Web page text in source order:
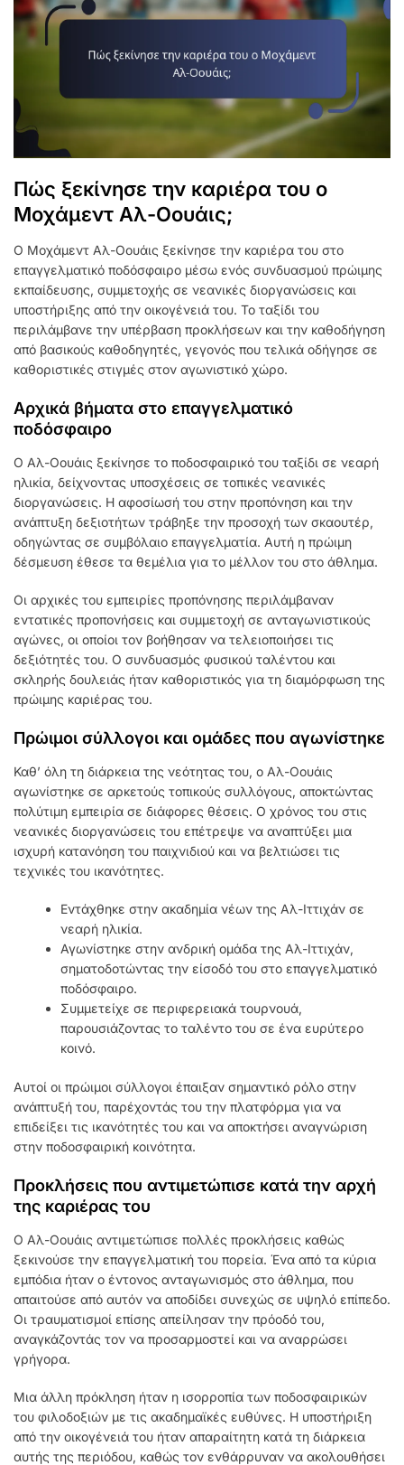
Πώς ξεκίνησε την καριέρα του ο
Μοχάμεντ Αλ-Οουάις;
Ο Μοχάμεντ Αλ-Οουάις ξεκίνησε την καριέρα του στο
επαγγελματικό ποδόσφαιρο μέσω ενός συνδυασμού πρώιμης
εκπαίδευσης, συμμετοχής σε νεανικές διοργανώσεις και
υποστήριξης από την οικογένειά του. Το ταξίδι του
περιλάμβανε την υπέρβαση προκλήσεων και την καθοδήγηση
από βασικούς καθοδηγητές, γεγονός που τελικά οδήγησε σε
καθοριστικές στιγμές στον αγωνιστικό χώρο.
Αρχικά βήματα στο επαγγελματικό
ποδόσφαιρο
Ο Αλ-Οουάις ξεκίνησε το ποδοσφαιρικό του ταξίδι σε νεαρή
ηλικία, δείχνοντας υποσχέσεις σε τοπικές νεανικές
διοργανώσεις. Η αφοσίωσή του στην προπόνηση και την
ανάπτυξη δεξιοτήτων τράβηξε την προσοχή των σκαουτέρ,
οδηγώντας σε συμβόλαιο επαγγελματία. Αυτή η πρώιμη
δέσμευση έθεσε τα θεμέλια για το μέλλον του στο άθλημα.
Οι αρχικές του εμπειρίες προπόνησης περιλάμβαναν
εντατικές προπονήσεις και συμμετοχή σε ανταγωνιστικούς
αγώνες, οι οποίοι τον βοήθησαν να τελειοποιήσει τις
δεξιότητές του. Ο συνδυασμός φυσικού ταλέντου και
σκληρής δουλειάς ήταν καθοριστικός για τη διαμόρφωση της
πρώιμης καριέρας του.
Πρώιμοι σύλλογοι και ομάδες που αγωνίστηκε
Καθ’ όλη τη διάρκεια της νεότητας του, ο Αλ-Οουάις
αγωνίστηκε σε αρκετούς τοπικούς συλλόγους, αποκτώντας
πολύτιμη εμπειρία σε διάφορες θέσεις. Ο χρόνος του στις
νεανικές διοργανώσεις του επέτρεψε να αναπτύξει μια
ισχυρή κατανόηση του παιχνιδιού και να βελτιώσει τις
τεχνικές του ικανότητες.
Εντάχθηκε στην ακαδημία νέων της Αλ-Ιττιχάν σε
νεαρή ηλικία.
Αγωνίστηκε στην ανδρική ομάδα της Αλ-Ιττιχάν,
σηματοδοτώντας την είσοδό του στο επαγγελματικό
ποδόσφαιρο.
Συμμετείχε σε περιφερειακά τουρνουά,
παρουσιάζοντας το ταλέντο του σε ένα ευρύτερο
κοινό.
Αυτοί οι πρώιμοι σύλλογοι έπαιξαν σημαντικό ρόλο στην
ανάπτυξή του, παρέχοντάς του την πλατφόρμα για να
επιδείξει τις ικανότητές του και να αποκτήσει αναγνώριση
στην ποδοσφαιρική κοινότητα.
Προκλήσεις που αντιμετώπισε κατά την αρχή
της καριέρας του
Ο Αλ-Οουάις αντιμετώπισε πολλές προκλήσεις καθώς
ξεκινούσε την επαγγελματική του πορεία. Ένα από τα κύρια
εμπόδια ήταν ο έντονος ανταγωνισμός στο άθλημα, που
απαιτούσε από αυτόν να αποδίδει συνεχώς σε υψηλό επίπεδο.
Οι τραυματισμοί επίσης απείλησαν την πρόοδό του,
αναγκάζοντάς τον να προσαρμοστεί και να αναρρώσει
γρήγορα.
Μια άλλη πρόκληση ήταν η ισορροπία των ποδοσφαιρικών
του φιλοδοξιών με τις ακαδημαϊκές ευθύνες. Η υποστήριξη
από την οικογένειά του ήταν απαραίτητη κατά τη διάρκεια
αυτής της περιόδου, καθώς τον ενθάρρυναν να ακολουθήσει